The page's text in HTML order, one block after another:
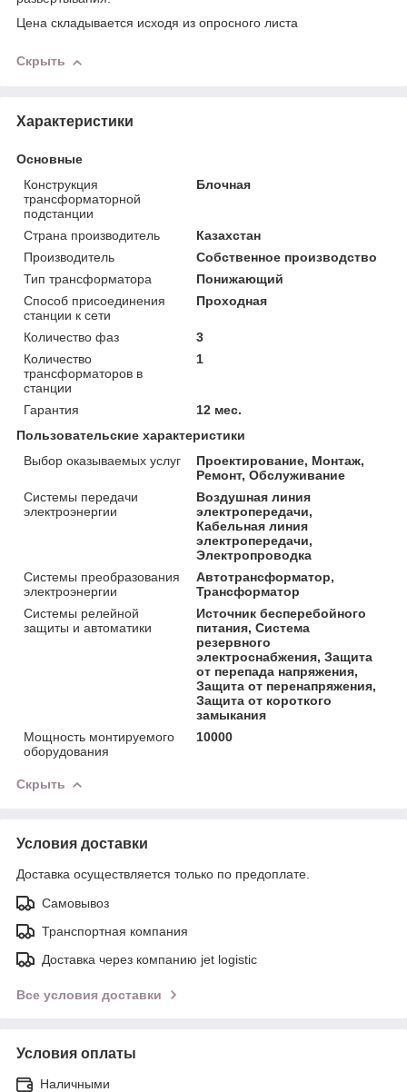
Цена складывается исходя из опросного листа
Скрыть
Характеристики
Основные
Конструкция
трансформаторной
подстанции
Блочная
Страна производитель
Казахстан
Производитель
Собственное производство
Тип трансформатора
Понижающий
Способ присоединения
станции к сети
Проходная
Количество фаз
3
Количество
трансформаторов в
станции
1
Гарантия
12 мес.
Пользовательские характеристики
Выбор оказываемых услуг
Проектирование, Монтаж,
Ремонт, Обслуживание
Системы передачи
электроэнергии
Воздушная линия
электропередачи,
Кабельная линия
электропередачи,
Электропроводка
Системы преобразования
электроэнергии
Автотрансформатор,
Трансформатор
Системы релейной
защиты и автоматики
Источник бесперебойного
питания, Система
резервного
электроснабжения, Защита
от перепада напряжения,
Защита от перенапряжения,
Защита от короткого
замыкания
Мощность монтируемого
оборудования
10000
Скрыть
Условия доставки
Доставка осуществляется только по предоплате.
Самовывоз
Транспортная компания
Доставка через компанию jet logistic
Все условия доставки
Условия оплаты
Наличными